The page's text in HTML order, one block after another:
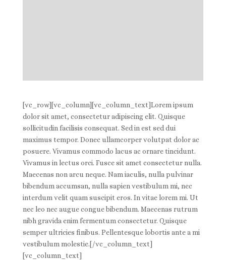
[vc_row][vc_column][vc_column_text]Lorem ipsum
dolor sit amet, consectetur adipiscing elit. Quisque
sollicitudin facilisis consequat. Sed in est sed dui
maximus tempor. Donec ullamcorper volutpat dolor ac
posuere. Vivamus commodo lacus ac ornare tincidunt.
Vivamus in lectus orci. Fusce sit amet consectetur nulla.
Maecenas non arcu neque. Nam iaculis, nulla pulvinar
bibendum accumsan, nulla sapien vestibulum mi, nec
interdum velit quam suscipit eros. In vitae lorem mi. Ut
nec leo nec augue congue bibendum. Maecenas rutrum
nibh gravida enim fermentum consectetur. Quisque
semper ultricies finibus. Pellentesque lobortis ante a mi
vestibulum molestie.[/vc_column_text]
[vc_column_text]